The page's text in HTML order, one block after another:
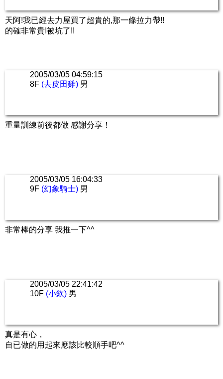
天阿!我已經去力屋買了超貴的,那一條拉力帶!!
的確非常貴!被坑了!!
2005/03/05 04:59:15
8F (去皮田雞) 男
重量訓練前後都做 感謝分享！
2005/03/05 16:04:33
9F (幻象騎士) 男
非常棒的分享 我推一下^^
2005/03/05 22:41:42
10F (小欽) 男
真是有心，
自已做的用起來應該比較順手吧^^